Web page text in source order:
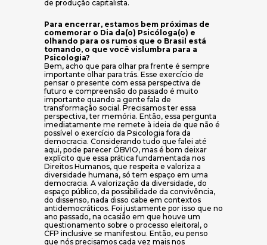
de produção capitalista.
Para encerrar, estamos bem próximas de
comemorar o Dia da(o) Psicóloga(o) e
olhando para os rumos que o Brasil está
tomando, o que você vislumbra para a
Psicologia?
Bem, acho que para olhar pra frente é sempre
importante olhar para trás. Esse exercício de
pensar o presente com essa perspectiva de
futuro e compreensão do passado é muito
importante quando a gente fala de
transformação social. Precisamos ter essa
perspectiva, ter memória. Então, essa pergunta
imediatamente me remete à ideia de que não é
possível o exercício da Psicologia fora da
democracia. Considerando tudo que falei até
aqui, pode parecer ÓBVIO, mas é bom deixar
explícito que essa prática fundamentada nos
Direitos Humanos, que respeita e valoriza a
diversidade humana, só tem espaço em uma
democracia. A valorização da diversidade, do
espaço público, da possibilidade da convivência,
do dissenso, nada disso cabe em contextos
antidemocráticos. Foi justamente por isso que no
ano passado, na ocasião em que houve um
questionamento sobre o processo eleitoral, o
CFP inclusive se manifestou. Então, eu penso
que nós precisamos cada vez mais nos